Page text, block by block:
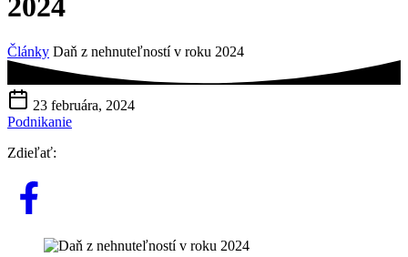
2024
Články Daň z nehnuteľností v roku 2024
23 februára, 2024
Podnikanie
Zdieľať: